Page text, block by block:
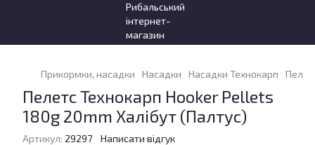
Прикормки, насадки Насадки Насадки Технокарп
Пелетс Технокарп Hooker Pellets
180g 20mm Халібут (Палтус)
Артикул: 29297 Написати відгук